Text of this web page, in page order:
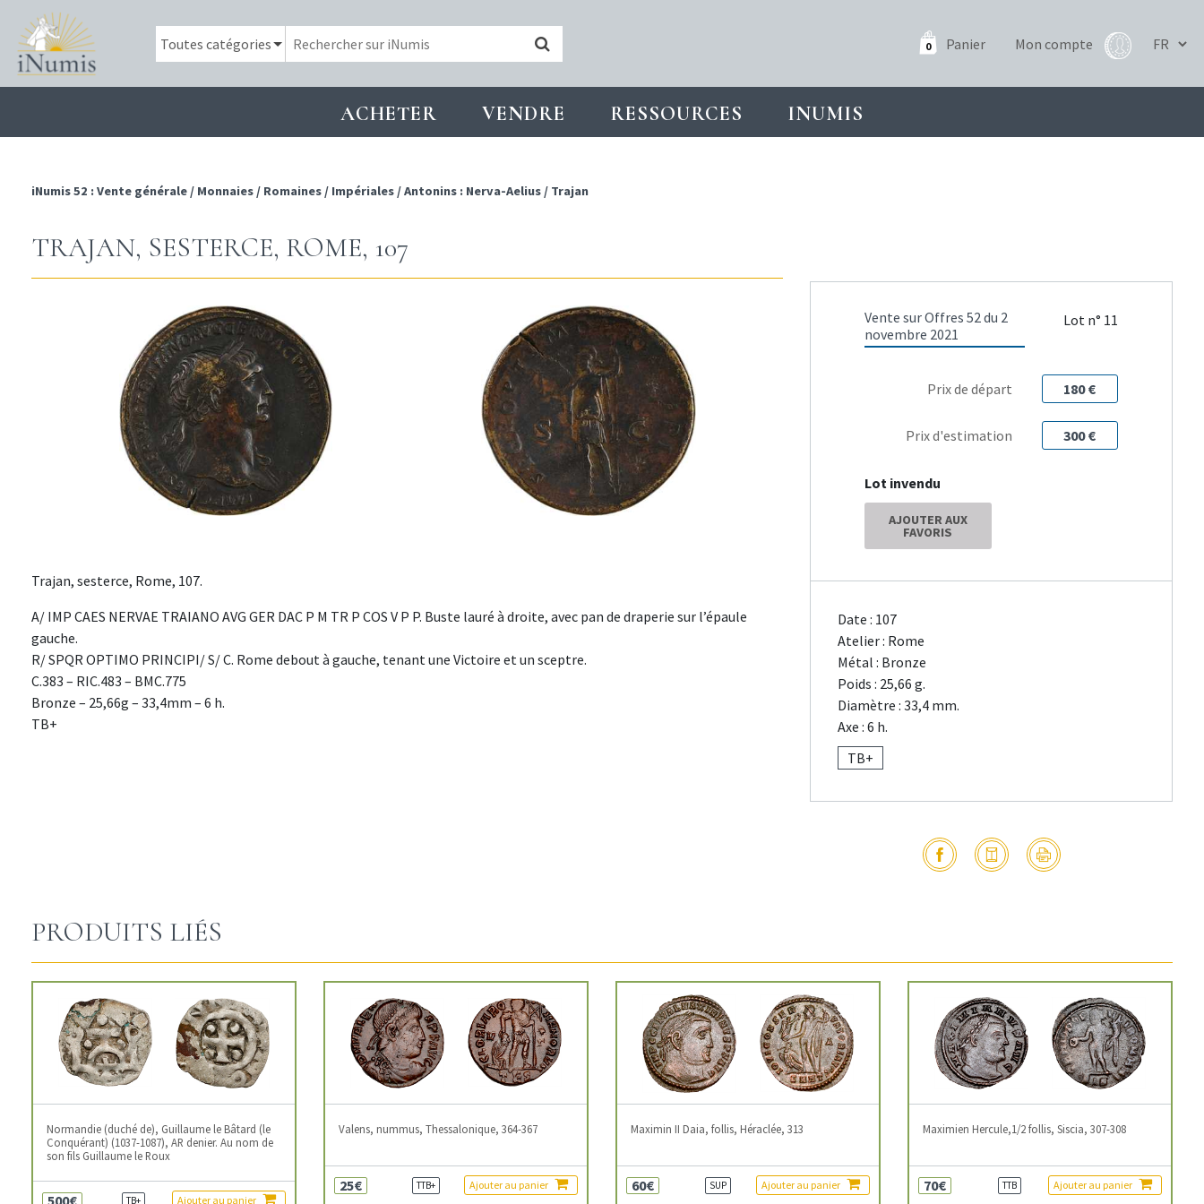
0 Panier Mon compte
ACHETER VENDRE RESSOURCES INUMIS
iNumis 52 : Vente générale / Monnaies / Romaines / Impériales /Antonins : Nerva-Aelius / Trajan
TRAJAN, SESTERCE, ROME, 107
Trajan, sesterce, Rome, 107.
A/ IMP CAES NERVAE TRAIANO AVG GER DAC P M TR P COS V P P. Buste lauré à droite, avec pan de draperie sur l’épaule
gauche.
R/ SPQR OPTIMO PRINCIPI/ S/ C. Rome debout à gauche, tenant une Victoire et un sceptre.
C.383 – RIC.483 – BMC.775
Bronze – 25,66g – 33,4mm – 6 h.
TB+
Vente sur Offres 52 du 2
novembre 2021
Lot n° 11
Prix de départ 180 €
Prix d'estimation 300 €
Lot invendu
AJOUTER AUX
FAVORIS
Date : 107
Atelier : Rome
Métal : Bronze
Poids : 25,66 g.
Diamètre : 33,4 mm.
Axe : 6 h.
TB+
PRODUITS LIÉS
Normandie (duché de), Guillaume le Bâtard (le
Conquérant) (1037-1087), AR denier. Au nom de
son fils Guillaume le Roux
500€ TB+ Ajouter au panier
Valens, nummus, Thessalonique, 364-367
25€ TTB+ Ajouter au panier
Maximin II Daia, follis, Héraclée, 313
60€ SUP Ajouter au panier
Maximien Hercule,1/2 follis, Siscia, 307-308
70€ TTB Ajouter au panier